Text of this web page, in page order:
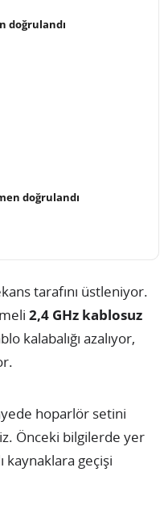
doğrulandı
doğrulandı
tarafını üstleniyor.
2,4 GHz kablosuz
kalabalığı azalıyor,
hoparlör setini
Önceki bilgilerde yer
kaynaklara geçişi